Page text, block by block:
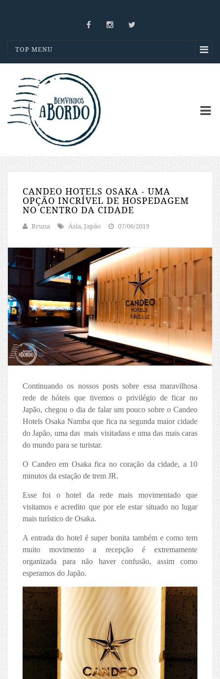
TOP MENU
CANDEO HOTELS OSAKA - UMA
OPÇÃO INCRÍVEL DE HOSPEDAGEM
NO CENTRO DA CIDADE
Bruna Ásia, Japão 07/06/2019
Continuando os nossos posts sobre essa maravilhosa
rede de hóteis que tivemos o privilégio de ficar no
Japão, chegou o dia de falar um pouco sobre o Candeo
Hotels Osaka Namba que fica na segunda maior cidade
do Japão, uma das mais visitadass e uma das mais caras
do mundo para se turistar.
O Candeo em Osaka fica no coração da cidade, a 10
minutos da estação de trem JR.
Esse foi o hotel da rede mais movimentado que
visitamos e acredito que por ele estar situado no lugar
mais turístico de Osaka.
A entrada do hotel é super bonita também e como tem
muito movimento a recepção é extremamente
organizada para não haver confusão, assim como
esperamos do Japão.